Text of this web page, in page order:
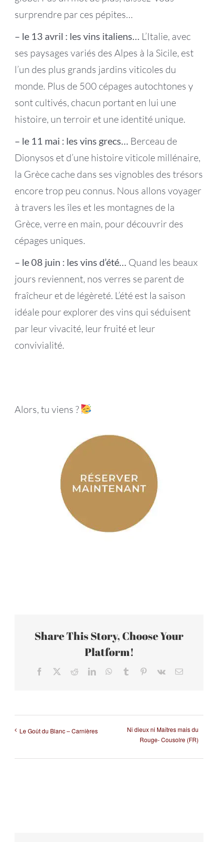
surprendre par ces pépites…
– le 13 avril : les vins italiens… L’Italie, avec
ses paysages variés des Alpes à la Sicile, est
l’un des plus grands jardins viticoles du
monde. Plus de 500 cépages autochtones y
sont cultivés, chacun portant en lui une
histoire, un terroir et une identité unique.
– le 11 mai : les vins grecs… Berceau de
Dionysos et d’une histoire viticole millénaire,
la Grèce cache dans ses vignobles des trésors
encore trop peu connus. Nous allons voyager
à travers les îles et les montagnes de la
Grèce, verre en main, pour découvrir des
cépages uniques.
– le 08 juin : les vins d’été… Quand les beaux
jours reviennent, nos verres se parent de
fraîcheur et de légèreté. L’été est la saison
idéale pour explorer des vins qui séduisent
par leur vivacité, leur fruité et leur
convivialité.
Alors, tu viens ?
Share This Story, Choose Your
Platform!
Facebook RedditLinkedInWhatsApp
Tumblr Pinterest
Vk Email
Le Goût du Blanc – Carnières
Ni dieux ni Maîtres mais du
Rouge- Cousolre (FR)